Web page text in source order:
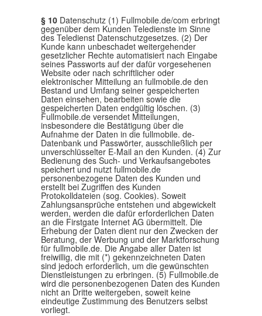
§ 10 Datenschutz (1) Fullmobile.de/com erbringt
gegenüber dem Kunden Teledienste im Sinne
des Teledienst Datenschutzgesetzes. (2) Der
Kunde kann unbeschadet weitergehender
gesetzlicher Rechte automatisiert nach Eingabe
seines Passworts auf der dafür vorgesehenen
Website oder nach schriftlicher oder
elektronischer Mitteilung an fullmobile.de den
Bestand und Umfang seiner gespeicherten
Daten einsehen, bearbeiten sowie die
gespeicherten Daten endgültig löschen. (3)
Fullmobile.de versendet Mitteilungen,
insbesondere die Bestätigung über die
Aufnahme der Daten in die fullmobile. de-
Datenbank und Passwörter, ausschließlich per
unverschlüsselter E-Mail an den Kunden. (4) Zur
Bedienung des Such- und Verkaufsangebotes
speichert und nutzt fullmobile.de
personenbezogene Daten des Kunden und
erstellt bei Zugriffen des Kunden
Protokolldateien (sog. Cookies). Soweit
Zahlungsansprüche entstehen und abgewickelt
werden, werden die dafür erforderlichen Daten
an die Firstgate Internet AG übermittelt. Die
Erhebung der Daten dient nur den Zwecken der
Beratung, der Werbung und der Marktforschung
für fullmobile.de. Die Angabe aller Daten ist
freiwillig, die mit (*) gekennzeichneten Daten
sind jedoch erforderlich, um die gewünschten
Dienstleistungen zu erbringen. (5) Fullmobile.de
wird die personenbezogenen Daten des Kunden
nicht an Dritte weitergeben, soweit keine
eindeutige Zustimmung des Benutzers selbst
vorliegt.